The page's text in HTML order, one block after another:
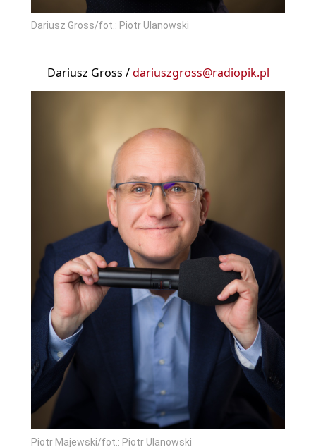
Dariusz Gross/fot.: Piotr Ulanowski
Dariusz Gross /dariuszgross@radiopik.pl
Piotr Majewski/fot.: Piotr Ulanowski